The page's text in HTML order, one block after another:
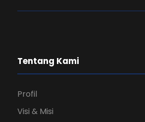
Tentang Kami
Profil
Visi & Misi